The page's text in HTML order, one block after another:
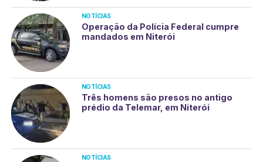
NOTÍCIAS
Operação da Polícia Federal cumpre
mandados em Niterói
NOTÍCIAS
Três homens são presos no antigo
prédio da Telemar, em Niterói
NOTÍCIAS